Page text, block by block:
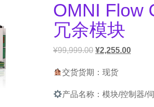
OMNI Flow
冗余模块
¥99,999.00 ¥2,255.00
交货货期：现货
产品名称：模块/控制器/